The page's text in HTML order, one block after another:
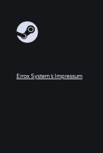
Errox System´s Impressum